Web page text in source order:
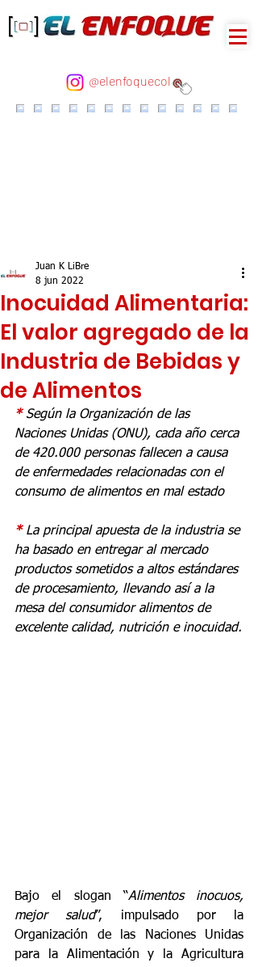
@elenfoquecol
Inocuidad Alimentaria:
El valor agregado de la
Industria de Bebidas y
de Alimentos
Juan K LiBre
8 jun 2022
* Según la Organización de las
Naciones Unidas (ONU), cada año cerca
de 420.000 personas fallecen a causa
de enfermedades relacionadas con el
consumo de alimentos en mal estado
* La principal apuesta de la industria se
ha basado en entregar al mercado
productos sometidos a altos estándares
de procesamiento, llevando así a la
mesa del consumidor alimentos de
excelente calidad, nutrición e inocuidad.
Bajo el slogan “Alimentos inocuos,
mejor salud”, impulsado por la
Organización de las Naciones Unidas
para la Alimentación y la Agricultura